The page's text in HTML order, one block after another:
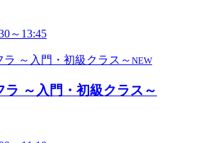
～13:45
NEW
ラ ～入門・初級クラス～